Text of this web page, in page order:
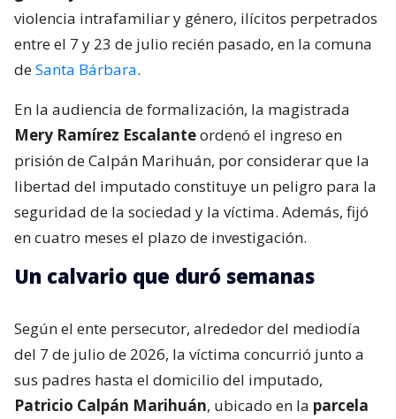
violencia intrafamiliar y género, ilícitos perpetrados
entre el 7 y 23 de julio recién pasado, en la comuna
deSanta Bárbara.
En la audiencia de formalización, la magistrada
Mery Ramírez Escalanteordenó el ingreso en
prisión de Calpán Marihuán, por considerar que la
libertad del imputado constituye un peligro para la
seguridad de la sociedad y la víctima. Además, fijó
en cuatro meses el plazo de investigación.
Un calvario que duró semanas
Según el ente persecutor, alrededor del mediodía
del 7 de julio de 2026, la víctima concurrió junto a
sus padres hasta el domicilio del imputado,
Patricio Calpán Marihuán, ubicado en la parcela